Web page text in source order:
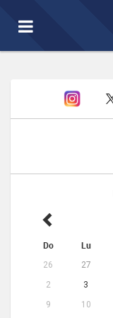
Toggle
navigation
Do Lu
26 27
2
3
9
10